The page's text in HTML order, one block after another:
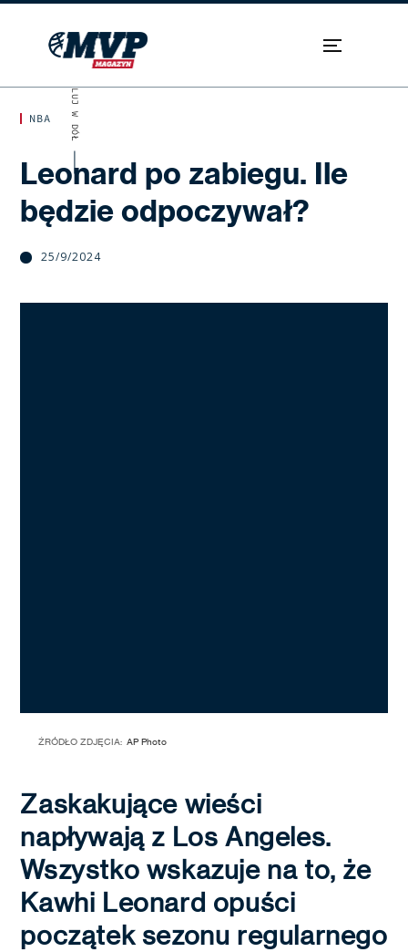
NBA
Leonard po zabiegu. Ile
będzie odpoczywał?
25/9/2024
SKROLUJ W DÓŁ
ŹRÓDŁO ZDJĘCIA: AP Photo
Zaskakujące wieści
napływają z Los Angeles.
Wszystko wskazuje na to, że
Kawhi Leonard opuści
początek sezonu regularnego